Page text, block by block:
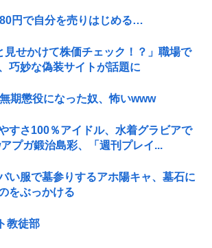
円で自分を売りはじめる…
せかけて株価チェック！？」職場で
巧妙な偽装サイトが話題に
期懲役になった奴、怖いwww
すさ100％アイドル、水着グラビアで
プガ鍛治島彩、「週刊プレイ...
い服で墓参りするアホ陽キャ、墓石に
をぶっかける
教徒部